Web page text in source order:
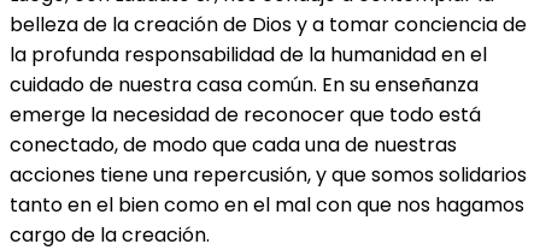
belleza de la creación de Dios y a tomar conciencia de
la profunda responsabilidad de la humanidad en el
cuidado de nuestra casa común. En su enseñanza
emerge la necesidad de reconocer que todoestá
conectado, de modo que cada una de nuestras
acciones tiene una repercusión, y que somos solidarios
tanto en el bien como en el mal con que nos hagamos
cargo de la creación.